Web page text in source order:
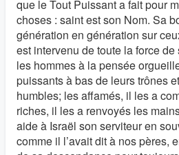
que le Tout Puissant a fait pour
choses : saint est son Nom. Sa
génération en génération sur
est intervenu de toute la force
les hommes à la pensée
puissants à bas de leurs trônes
humbles; les affamés, il les a
riches, il les a renvoyés les
aide à Israël son serviteur en
comme il l’avait dit à nos pères,